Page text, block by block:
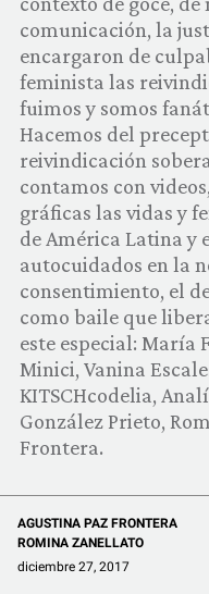
COMUNIDAD
QUIÉNES SOMOS
comunicación, la
encargaron de
feminista las
fuimos y somos
Hacemos del
reivindicación
contamos con
gráficas las vidas y
de América Latina y
autocuidados en la
consentimiento, el
como baile que
este especial: María
Minici, Vanina
KITSCHcodelia,
González Prieto,
Frontera.
AGUSTINA PAZ FRONTERA
ROMINA ZANELLATO
diciembre 27, 2017